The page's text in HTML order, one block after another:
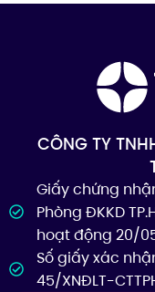
CÔNG TY
Giấy chứng
Phòng ĐKKD
hoạt động 20/
Số giấy xác
45/XNĐLT-